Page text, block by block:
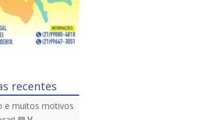
recentes
e muitos motivos